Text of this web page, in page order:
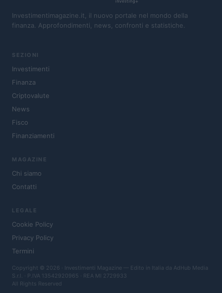
Investimentimagazine.it, il nuovo portale nel mondo della
finanza. Approfondimenti, news, confronti e statistiche.
SEZIONI
Investimenti
Finanza
Criptovalute
News
Fisco
Finanziamenti
MAGAZINE
Chi siamo
Contatti
LEGALE
Cookie Policy
Privacy Policy
Termini
Copyright © 2026 · Investimenti Magazine — Edito in Italia da AdHub Media
S.r.l. · P.IVA 13542920965 · REA MI 2729933
All Rights Reserved